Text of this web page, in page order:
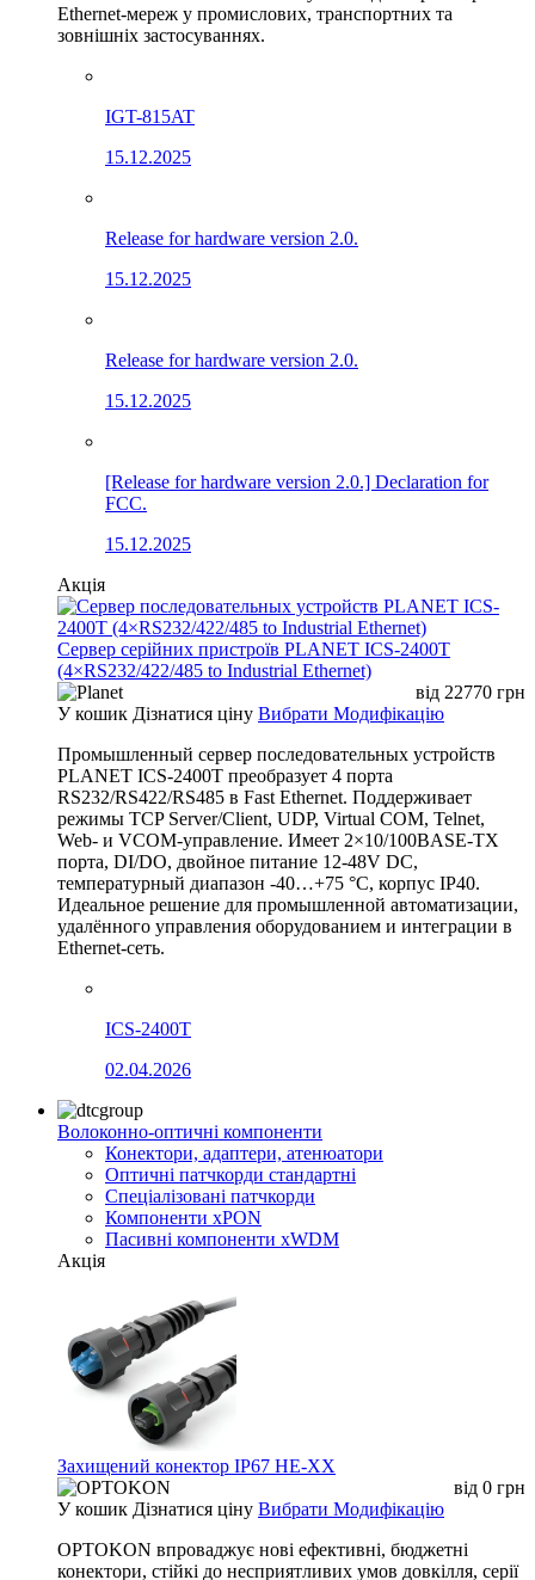
Ethernet-мереж у промислових, транспортних та
зовнішніх застосуваннях.
IGT-815AT
15.12.2025
Release for hardware version 2.0.
15.12.2025
Release for hardware version 2.0.
15.12.2025
[Release for hardware version 2.0.] Declaration for
FCC.
15.12.2025
Акція
Сервер серійних пристроїв PLANET ICS-2400T
(4×RS232/422/485 to Industrial Ethernet)
від 22770 грн
У кошик Дізнатися ціну Вибрати Модифікацію
Промышленный сервер последовательных устройств
PLANET ICS-2400T преобразует 4 порта
RS232/RS422/RS485 в Fast Ethernet. Поддерживает
режимы TCP Server/Client, UDP, Virtual COM, Telnet,
Web- и VCOM-управление. Имеет 2×10/100BASE-TX
порта, DI/DO, двойное питание 12-48V DC,
температурный диапазон -40…+75 °C, корпус IP40.
Идеальное решение для промышленной автоматизации,
удалённого управления оборудованием и интеграции в
Ethernet-сеть.
ICS-2400T
02.04.2026
Волоконно-оптичні компоненти
Конектори, адаптери, атенюатори
Оптичні патчкорди стандартні
Спеціалізовані патчкорди
Компоненти xPON
Пасивні компоненти xWDM
Акція
Захищений конектор IP67 HE-XX
від 0 грн
У кошик Дізнатися ціну Вибрати Модифікацію
OPTOKON впроваджує нові ефективні, бюджетні
конектори, стійкі до несприятливих умов довкілля, серії